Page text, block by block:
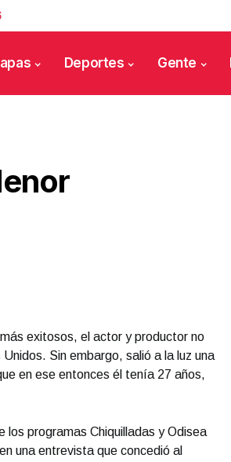
Deportes Gente
exitosos, el actor y productor no
Sin embargo, salió a la luz una
en ese entonces él tenía 27 años,
programas Chiquilladas y Odisea
una entrevista que concedió al